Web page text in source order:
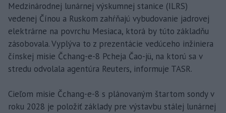
Medzinárodnej lunárnej výskumnej stanice (ILRS)
vedenej Čínou a Ruskom zahŕňajú vybudovanie jadrovej
elektrárne na povrchu Mesiaca, ktorá by túto základňu
zásobovala. Vyplýva to z prezentácie vedúceho inžiniera
čínskej misie Čchang-e-8 Pcheja Čao-jü, na ktorú sa v
stredu odvolala agentúra Reuters, informuje TASR.
Cieľom misie Čchang-e-8 s plánovaným štartom sondy v
roku 2028 je položiť základy pre výstavbu stálej lunárnej